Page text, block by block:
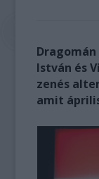
Dragomán
István és
zenés
amit